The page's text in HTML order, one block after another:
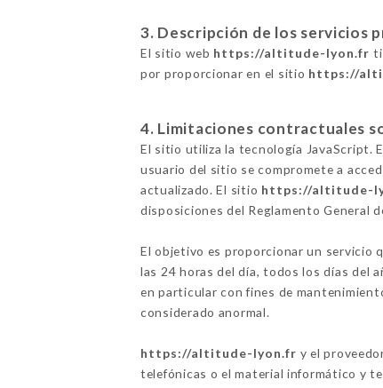
3. Descripción de los servicios
El sitio web https://altitude-lyon.fr
por proporcionar en el sitio https://
4. Limitaciones contractuales
El sitio utiliza la tecnología JavaScript.
usuario del sitio se compromete a
actualizado. El sitio https://altitude-
disposiciones del Reglamento General
El objetivo es proporcionar un servicio
las 24 horas del día, todos los días del
en particular con fines de
considerado anormal.
https://altitude-lyon.fr y el
telefónicas o el material informático y